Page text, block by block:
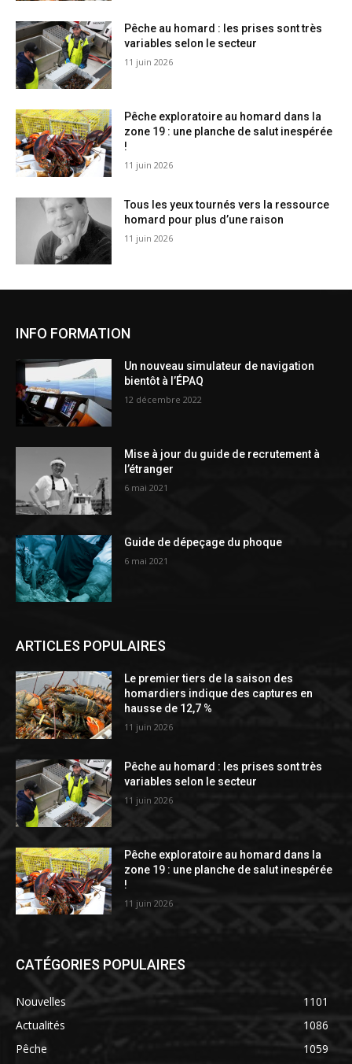
Pêche au homard : les prises sont très
variables selon le secteur
11 juin 2026
Pêche exploratoire au homard dans la
zone 19 : une planche de salut inespérée
!
11 juin 2026
Tous les yeux tournés vers la ressource
homard pour plus d’une raison
11 juin 2026
INFO FORMATION
Un nouveau simulateur de navigation
bientôt à l’ÉPAQ
12 décembre 2022
Mise à jour du guide de recrutement à
l’étranger
6 mai 2021
Guide de dépeçage du phoque
6 mai 2021
ARTICLES POPULAIRES
Le premier tiers de la saison des
homardiers indique des captures en
hausse de 12,7 %
11 juin 2026
Pêche au homard : les prises sont très
variables selon le secteur
11 juin 2026
Pêche exploratoire au homard dans la
zone 19 : une planche de salut inespérée
!
11 juin 2026
CATÉGORIES POPULAIRES
Nouvelles
1101
Actualités
1086
Pêche
1059